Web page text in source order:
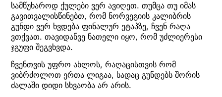
სამწუხაროდ ქულები ვერ ავიღეთ. თუმცა თუ იმას
გავითვალისწინებთ, რომ ნორვეგიის კალიბრის
გუნდი ვერ ხვდება ფინალურ ეტაპზე, ჩვენ რაღა
ვთქვათ. თავიდანვე ნათელი იყო, რომ უძლიერესი
ჯგუფი შეგვხვდა.
ჩვენთვის უფრო ახლოს, რაღაცისთვის რომ
ვიბრძოლოთ ერთა ლიგაა, სადაც გუნდებს შორის
ძალაში დიდი სხვაობა არ არის.